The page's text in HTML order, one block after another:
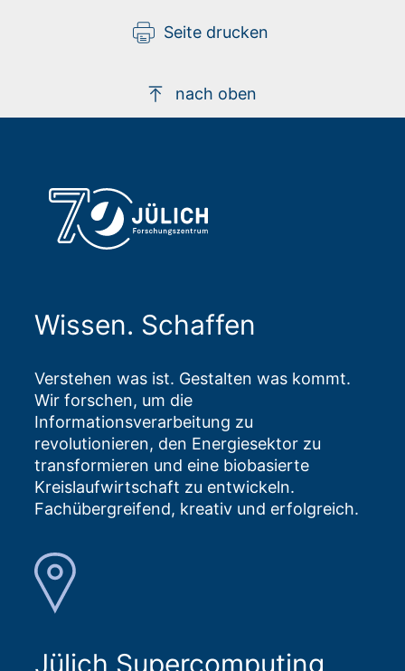
Seite drucken
nach oben
Wissen. Schaffen
Verstehen was ist. Gestalten was kommt.
Wir forschen, um die
Informationsverarbeitung zu
revolutionieren, den Energiesektor zu
transformieren und eine biobasierte
Kreislaufwirtschaft zu entwickeln.
Fachübergreifend, kreativ und erfolgreich.
Jülich Supercomputing